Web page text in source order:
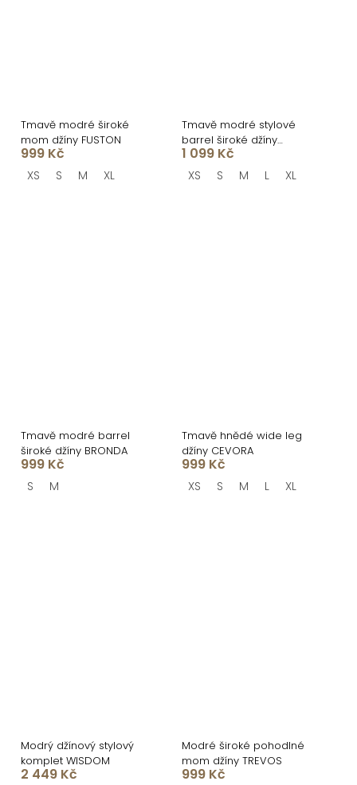
Tmavě modré široké
mom džíny FUSTON
999 Kč
XS S M XL
Tmavě modré stylové
barrel široké džíny
VANDIS
1 099 Kč
XS S M L XL
Tmavě modré barrel
široké džíny BRONDA
999 Kč
S M
Tmavě hnědé wide leg
džíny CEVORA
999 Kč
XS S M L XL
Modrý džínový stylový
komplet WISDOM
2 449 Kč
Modré široké pohodlné
mom džíny TREVOS
999 Kč